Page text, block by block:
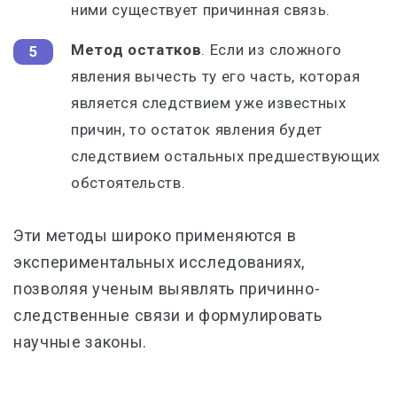
ними существует причинная связь.
Метод остатков. Если из сложного
явления вычесть ту его часть, которая
является следствием уже известных
причин, то остаток явления будет
следствием остальных предшествующих
обстоятельств.
Эти методы широко применяются в
экспериментальных исследованиях,
позволяя ученым выявлять причинно-
следственные связи и формулировать
научные законы.